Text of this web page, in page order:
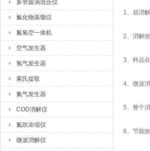
多管旋涡混合仪
氟化物蒸馏仪
氮氢空一体机
空气发生器
氢气发生器
索氏提取
氮气发生器
COD消解仪
氮吹浓缩仪
微波消解仪
1、就消
2、消解
3、样品
4、微波
5、整个
6、节能